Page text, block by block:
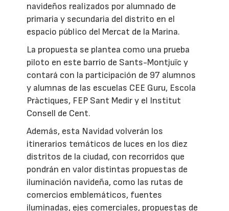
navideños realizados por alumnado de
primaria y secundaria del distrito en el
espacio público del Mercat de la Marina.
La propuesta se plantea como una prueba
piloto en este barrio de Sants-Montjuïc y
contará con la participación de 97 alumnos
y alumnas de las escuelas CEE Guru, Escola
Pràctiques, FEP Sant Medir y el Institut
Consell de Cent.
Además, esta Navidad volverán los
itinerarios temáticos de luces en los diez
distritos de la ciudad, con recorridos que
pondrán en valor distintas propuestas de
iluminación navideña, como las rutas de
comercios emblemáticos, fuentes
iluminadas, ejes comerciales, propuestas de